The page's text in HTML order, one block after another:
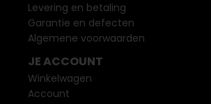
Levering en betaling
Garantie en defecten
Algemene voorwaarden
JE ACCOUNT
Winkelwagen
Account